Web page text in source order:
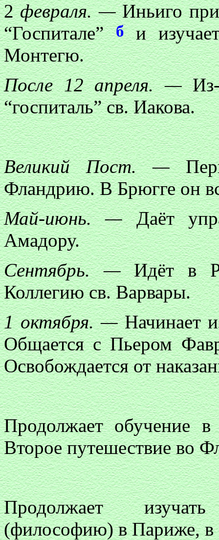
2февраля. —Иньиго
“Госпитале”би
Монтегю.
После 12 апреля. —Из-
“госпиталь” св. Иакова.
Великий Пост. —
Фландрию. В Брюгге он
Май-июнь. —Даёт
Амадору.
Сентябрь. —Идёт в
Коллегию св. Варвары.
1 октября. —Начинает
Общается с Пьером
Освобождается от
Продолжает обучение
Второе путешествие во
Продолжает
(философию) в Париже, в